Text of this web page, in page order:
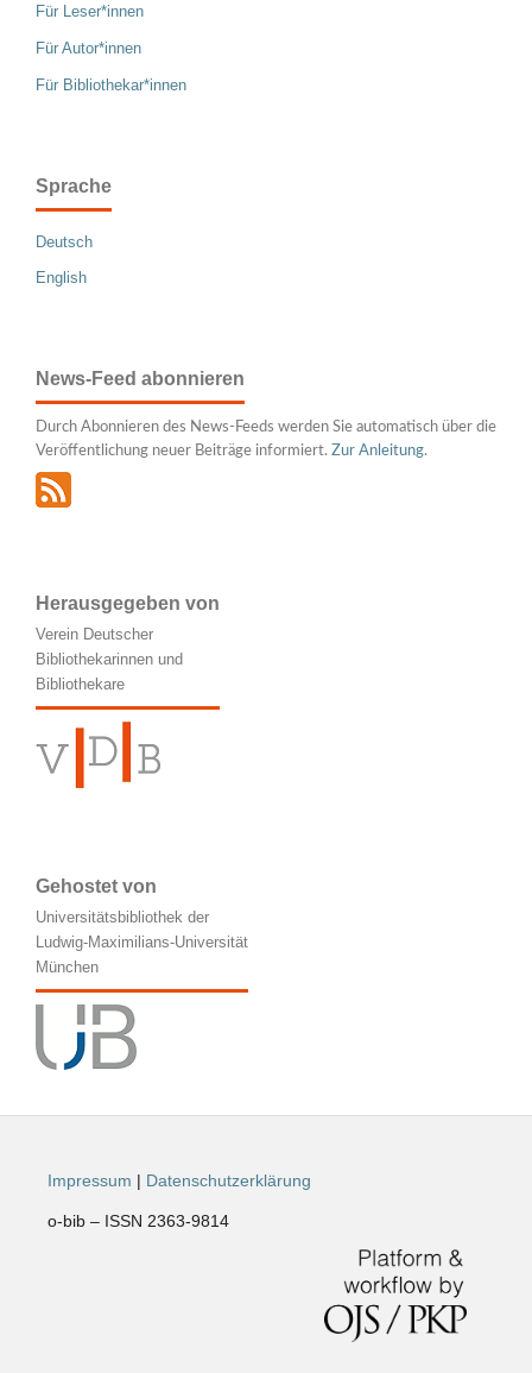
Für Leser*innen
Für Autor*innen
Für Bibliothekar*innen
Sprache
Deutsch
English
News-Feed abonnieren
Durch Abonnieren des News-Feeds werden Sie automatisch über die
Veröffentlichung neuer Beiträge informiert. Zur Anleitung.
Herausgegeben von
Verein Deutscher
Bibliothekarinnen und
Bibliothekare
Gehostet von
Universitätsbibliothek der
Ludwig-Maximilians-Universität
München
Impressum | Datenschutzerklärung
o-bib – ISSN 2363-9814